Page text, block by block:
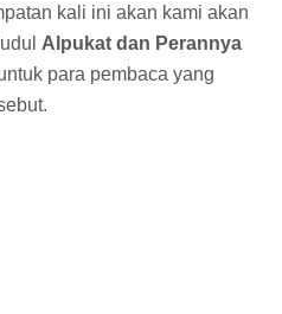
kali ini akan kami akan
Alpukat dan Perannya
para pembaca yang